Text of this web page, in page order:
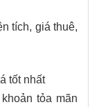
tích, giá thuê,
tốt nhất
tỏa mãn